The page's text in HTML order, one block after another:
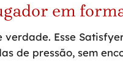
em
Esse
de pressão, sem